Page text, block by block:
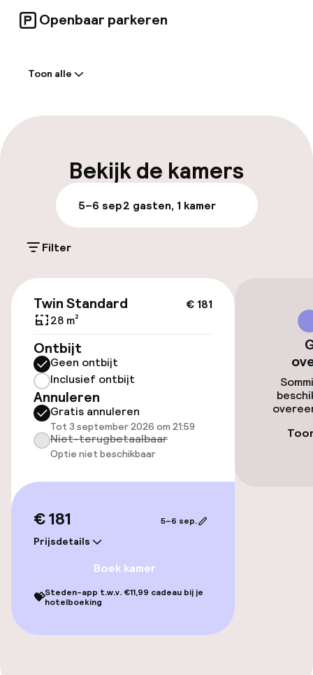
van de gasten.
Openbaar parkeren
Meertalige medewerkers
Parkeren & mobiliteit
Parkeergelegenheid op eigen terrein
(buiten)
Openbaar parkeren
Toegankelijkheid
Lift
Entertainment
Gratis wifi
Eet- en drinkgelegenheden
Restaurant
Bar
Toon alle
Bekijk de kamers
5–6 sep2 gasten, 1 kamer
Filter
€ 181
Twin Standard
28 m²
Ontbijt
Geen ontbijt
Inclusief ontbijt
Annuleren
Gratis annuleren
Tot 3 september 2026 om 21:59
Niet-terugbetaalbaar
Optie niet beschikbaar
€ 181
Prijsdetails
5–6 sep.
Boek kamer
💝Steden-app t.w.v. €11,99 cadeau bij je
hotelboeking